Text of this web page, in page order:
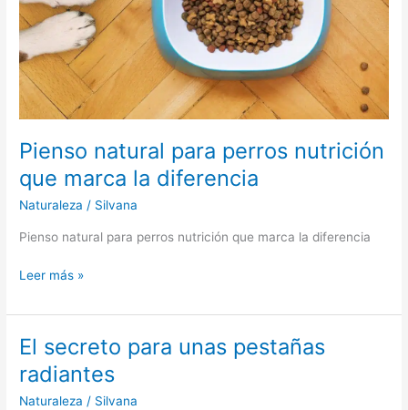
Pienso natural para perros nutrición
que marca la diferencia
Naturaleza / Silvana
Pienso natural para perros nutrición que marca la diferencia
Pienso
para
perros
nutrición
que
marca
Leer más »
El secreto para unas pestañas
radiantes
Naturaleza / Silvana